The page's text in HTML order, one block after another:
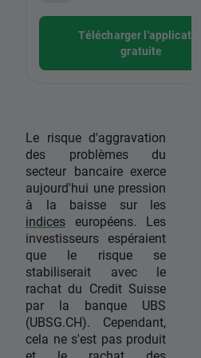
Télécharger l'application
gratuite
Le risque d'aggravation
des problèmes du
secteur bancaire exerce
aujourd'hui une pression
à la baisse sur les
indices européens. Les
investisseurs espéraient
que le risque se
stabiliserait avec le
rachat du Credit Suisse
par la banque UBS
(UBSG.CH). Cependant,
cela ne s'est pas produit